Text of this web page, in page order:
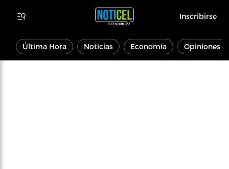
Inscribirse
Última Hora Noticias Economía Opiniones